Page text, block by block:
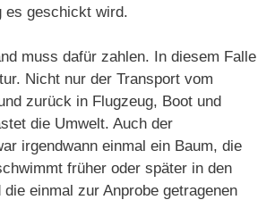
es geschickt wird.
muss dafür zahlen. In diesem Falle
Nicht nur der Transport vom
zurück in Flugzeug, Boot und
die Umwelt. Auch der
irgendwann einmal ein Baum, die
früher oder später in den
einmal zur Anprobe getragenen